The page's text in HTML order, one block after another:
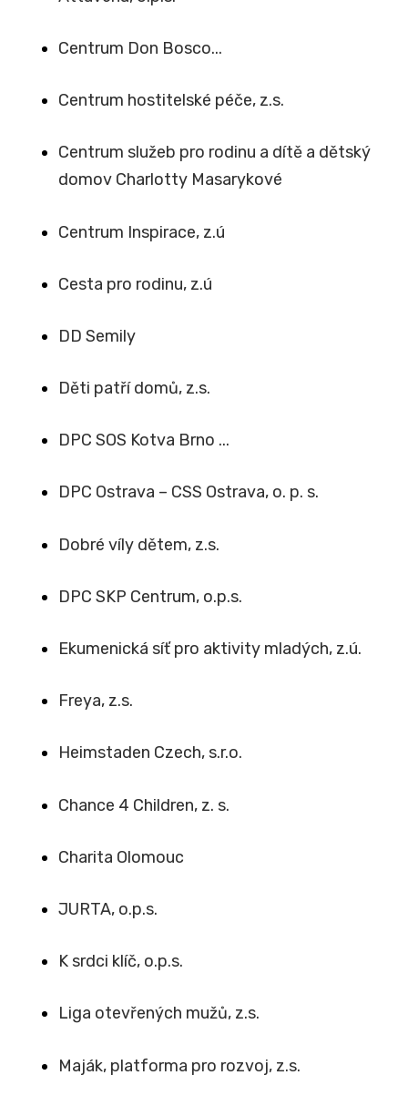
Centrum Don Bosco...
Centrum hostitelské péče, z.s.
Centrum služeb pro rodinu a dítě a dětský
domov Charlotty Masarykové
Centrum Inspirace, z.ú
Cesta pro rodinu, z.ú
DD Semily
Děti patří domů, z.s.
DPC SOS Kotva Brno ...
DPC Ostrava – CSS Ostrava, o. p. s.
Dobré víly dětem, z.s.
DPC SKP Centrum, o.p.s.
Ekumenická síť pro aktivity mladých, z.ú.
Freya, z.s.
Heimstaden Czech, s.r.o.
Chance 4 Children, z. s.
Charita Olomouc
JURTA, o.p.s.
K srdci klíč, o.p.s.
Liga otevřených mužů, z.s.
Maják, platforma pro rozvoj, z.s.